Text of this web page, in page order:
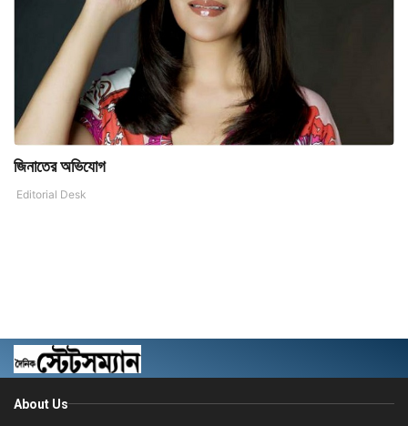
জিনাতের অভিযোগ
Editorial Desk
About Us